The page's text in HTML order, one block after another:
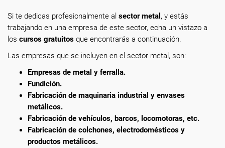
Si te dedicas profesionalmente al sector metal , y estás
trabajando en una empresa de este sector, echa un vistazo a
los cursos gratuitos que encontrarás a continuación.
Las empresas que se incluyen en el sector metal, son:
Empresas de metal y ferralla.
Fundición.
Fabricación de maquinaria industrial y envases
metálicos.
Fabricación de vehículos, barcos, locomotoras, etc.
Fabricación de colchones, electrodomésticos y
productos metálicos.